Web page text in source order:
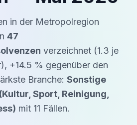
in der Metropolregion
47
verzeichnet (1.3 je
, +14.5 % gegenüber den
Branche: Sonstige
Sport, Reinigung,
mit 11 Fällen.